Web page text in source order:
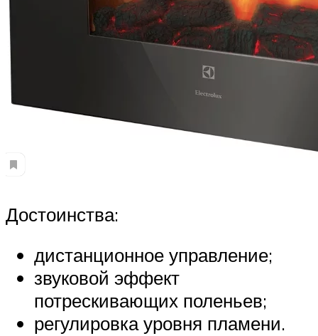
Достоинства:
дистанционное управление;
звуковой эффект
потрескивающих поленьев;
регулировка уровня пламени.